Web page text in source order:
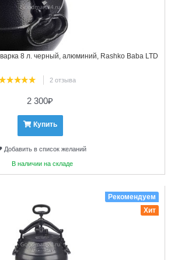
8 л. черный, алюминий, Rashko Baba LTD
2 отзыва
2 300₽
Купить
Добавить в список желаний
В наличии на складе
Рекомендуем
Хит